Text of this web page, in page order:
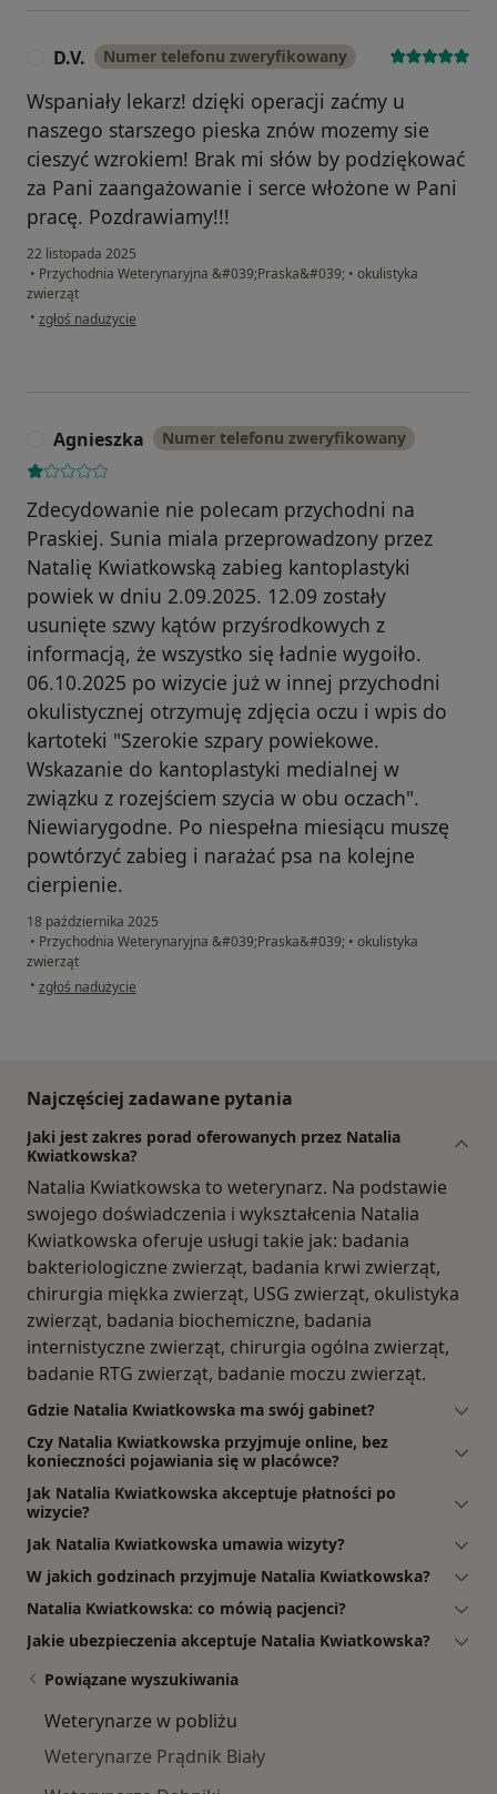
D.V. Numer telefonu zweryfikowany
Wspaniały lekarz! dzięki operacji zaćmy u
naszego starszego pieska znów mozemy sie
cieszyć wzrokiem! Brak mi słów by podziękować
za Pani zaangażowanie i serce włożone w Pani
pracę. Pozdrawiamy!!!
22 listopada 2025
• Przychodnia Weterynaryjna &#039;Praska&#039; • okulistyka
zwierząt
• w opinii użytkownika D.V.
zgłoś nadużycie
Agnieszka Numer telefonu zweryfikowany
Zdecydowanie nie polecam przychodni na
Praskiej. Sunia miala przeprowadzony przez
Natalię Kwiatkowską zabieg kantoplastyki
powiek w dniu 2.09.2025. 12.09 zostały
usunięte szwy kątów przyśrodkowych z
informacją, że wszystko się ładnie wygoiło.
06.10.2025 po wizycie już w innej przychodni
okulistycznej otrzymuję zdjęcia oczu i wpis do
kartoteki "Szerokie szpary powiekowe.
Wskazanie do kantoplastyki medialnej w
związku z rozejściem szycia w obu oczach".
Niewiarygodne. Po niespełna miesiącu muszę
powtórzyć zabieg i narażać psa na kolejne
cierpienie.
18 października 2025
• Przychodnia Weterynaryjna &#039;Praska&#039; • okulistyka
zwierząt
• w opinii użytkownika Agnieszka
zgłoś nadużycie
Najczęściej zadawane pytania
Jaki jest zakres porad oferowanych przez Natalia
Kwiatkowska?
Natalia Kwiatkowska to weterynarz. Na podstawie
swojego doświadczenia i wykształcenia Natalia
Kwiatkowska oferuje usługi takie jak: badania
bakteriologiczne zwierząt, badania krwi zwierząt,
chirurgia miękka zwierząt, USG zwierząt, okulistyka
zwierząt, badania biochemiczne, badania
internistyczne zwierząt, chirurgia ogólna zwierząt,
badanie RTG zwierząt, badanie moczu zwierząt.
Gdzie Natalia Kwiatkowska ma swój gabinet?
Czy Natalia Kwiatkowska przyjmuje online, bez
konieczności pojawiania się w placówce?
Jak Natalia Kwiatkowska akceptuje płatności po
wizycie?
Jak Natalia Kwiatkowska umawia wizyty?
W jakich godzinach przyjmuje Natalia Kwiatkowska?
Natalia Kwiatkowska: co mówią pacjenci?
Jakie ubezpieczenia akceptuje Natalia Kwiatkowska?
Powiązane wyszukiwania
Weterynarze w pobliżu
Weterynarze Prądnik Biały